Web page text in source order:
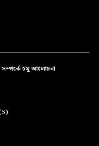
চমু আলোচনা